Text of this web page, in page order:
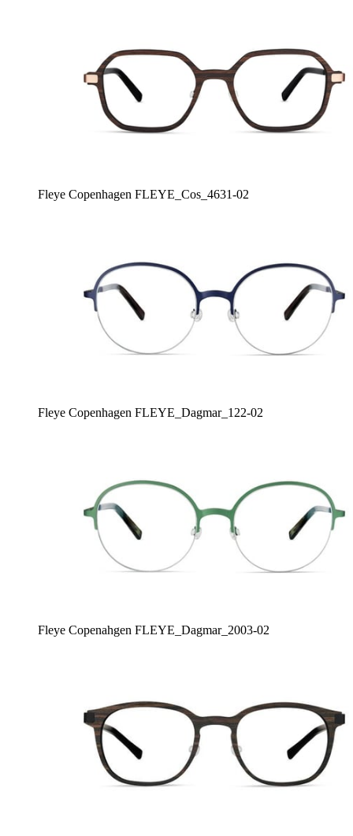
Fleye Copenhagen FLEYE_Cos_4631-02
Fleye Copenhagen FLEYE_Dagmar_122-02
Fleye Copenahgen FLEYE_Dagmar_2003-02